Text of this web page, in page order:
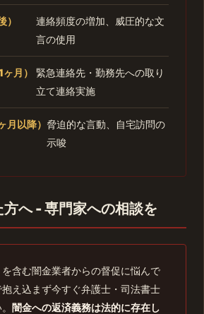
）
連絡頻度の増加、威圧的な文
言の使用
月）
緊急連絡先・勤務先への取り
立て連絡実施
月以降） 脅迫的な言動、自宅訪問の
示唆
へ - 専門家への相談を
含む闇金業者からの督促に悩んで
え込まず今すぐ弁護士・司法書士
闇金への返済義務は法的に存在し